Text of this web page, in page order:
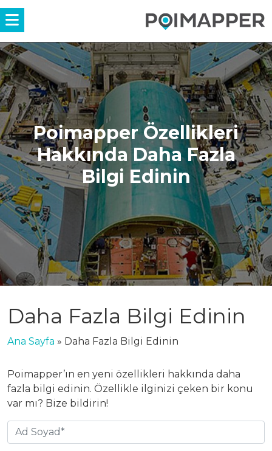
Menü
Poimapper Özellikleri
Hakkında Daha Fazla
Bilgi Edinin
Daha Fazla Bilgi Edinin
Ana Sayfa » Daha Fazla Bilgi Edinin
Poimapper’ın en yeni özellikleri hakkında daha
fazla bilgi edinin. Özellikle ilginizi çeken bir konu
var mı? Bize bildirin!